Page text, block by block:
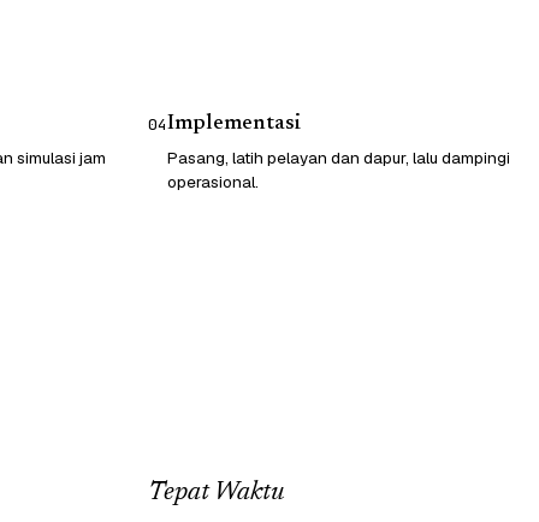
simulasi jam
04Implementasi
Pasang, latih pelayan dan dapur, lalu dampingi
operasional.
Tepat Waktu